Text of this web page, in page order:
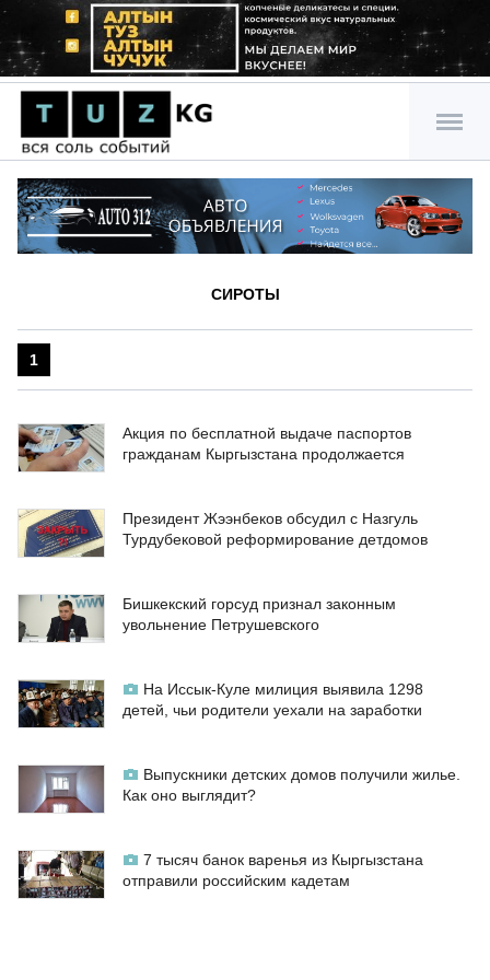
СИРОТЫ
1
Акция по бесплатной выдаче паспортов
гражданам Кыргызстана продолжается
Президент Жээнбеков обсудил с Назгуль
Турдубековой реформирование детдомов
Бишкекский горсуд признал законным
увольнение Петрушевского
На Иссык-Куле милиция выявила 1298
детей, чьи родители уехали на заработки
Выпускники детских домов получили жилье.
Как оно выглядит?
7 тысяч банок варенья из Кыргызстана
отправили российским кадетам